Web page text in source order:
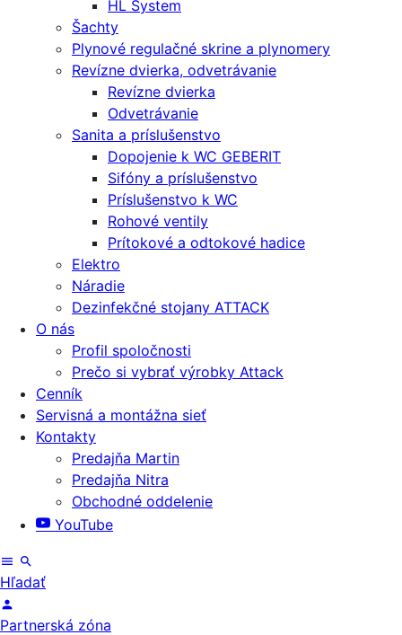
HL System
Šachty
Plynové regulačné skrine a plynomery
Revízne dvierka, odvetrávanie
Revízne dvierka
Odvetrávanie
Sanita a príslušenstvo
Dopojenie k WC GEBERIT
Sifóny a príslušenstvo
Príslušenstvo k WC
Rohové ventily
Prítokové a odtokové hadice
Elektro
Náradie
Dezinfekčné stojany ATTACK
O nás
Profil spoločnosti
Prečo si vybrať výrobky Attack
Cenník
Servisná a montážna sieť
Kontakty
Predajňa Martin
Predajňa Nitra
Obchodné oddelenie
YouTube
Hľadať
Partnerská zóna